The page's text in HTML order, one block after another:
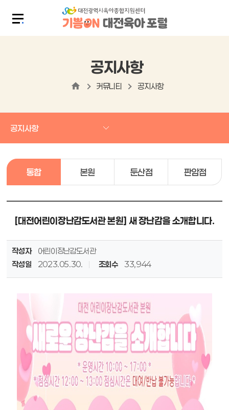
공지사항
커뮤니티 공지사항
공지사항
통합 본원 둔산점 판암점
[대전어린이장난감도서관 본원] 새 장난감을 소개합니다.
작성자
어린이장난감도서관
작성일
2023.05.30. 조회수 33,944